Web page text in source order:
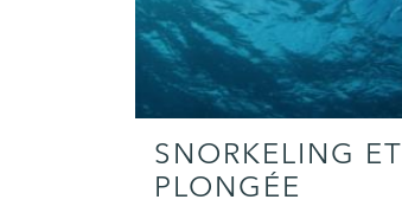
SNORKELING ET
PLONGÉE